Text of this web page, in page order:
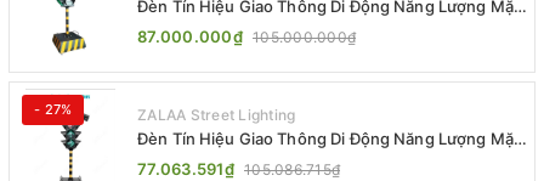
Đèn Tín Hiệu Giao Thông Di Động Năng Lượng Mặt
Trời ZALAA ZL-300A-D
87.000.000₫ 105.000.000₫
- 27% ZALAA Street Lighting
Đèn Tín Hiệu Giao Thông Di Động Năng Lượng Mặt
Trời ZALAA ZL-409300C
77.063.591₫ 105.086.715₫